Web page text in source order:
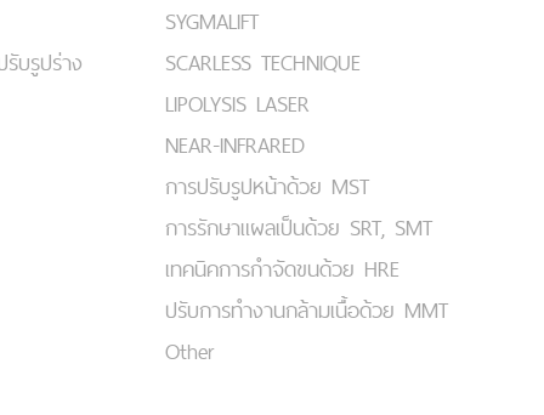
บรูปร่าง
SYGMALIFT
SCARLESS TECHNIQUE
LIPOLYSIS LASER
NEAR-INFRARED
การปรับรูปหน้าด้วย MST
การรักษาแผลเป็นด้วย SRT, SMT
เทคนิคการกำจัดขนด้วย HRE
ปรับการทำงานกล้ามเนื้อด้วย MMT
Other